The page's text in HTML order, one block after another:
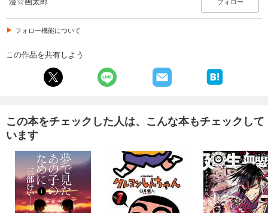
フォロー機能について
この作品を共有しよう
この本をチェックした人は、こんな本もチェックして
います